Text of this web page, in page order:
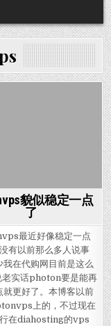
貌似稳定一点
了
最近好像稳定一点
有以前那么多人说事
我在代购网目前是这么
老实话photon要是能再
就更好了。本博客以前
上的，不过现在
在diahosting的vps